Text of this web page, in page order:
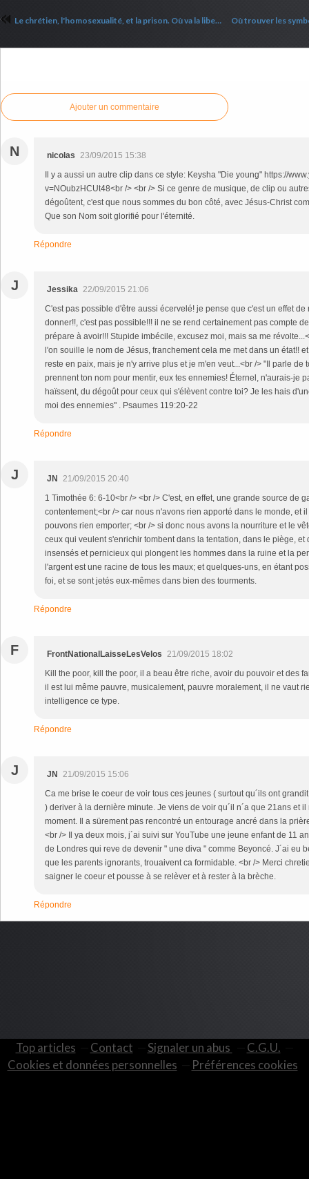
Le chrétien, l'homosexualité, et la prison. Où va la liberté?
Ajouter un commentaire
N nicolas 23/09/2015 15:38
Il y a aussi un autre clip dans ce style: Keysha "Die young" https://
v=NOubzHCUt48<br /> <br /> Si ce genre de musique, de clip ou
dégoûtent, c'est que nous sommes du bon côté, avec Jésus-Christ
Que son Nom soit glorifié pour l'éternité.
Répondre
J Jessika 22/09/2015 21:06
C'est pas possible d'être aussi écervelé! je pense que c'est un effet
donner!!, c'est pas possible!!! il ne se rend certainement pas compte
prépare à avoir!!! Stupide imbécile, excusez moi, mais sa me
l'on souille le nom de Jésus, franchement cela me met dans un état!!
reste en paix, mais je n'y arrive plus et je m'en veut...<br /> "Il parle
prennent ton nom pour mentir, eux tes ennemies! Éternel, n'aurais-je
haïssent, du dégoût pour ceux qui s'élèvent contre toi? Je les hais
moi des ennemies" . Psaumes 119:20-22
Répondre
J JN
21/09/2015 20:40
1 Timothée 6: 6-10<br /> <br /> C'est, en effet, une grande source de
contentement;<br /> car nous n'avons rien apporté dans le monde, et
pouvons rien emporter; <br /> si donc nous avons la nourriture et le
ceux qui veulent s'enrichir tombent dans la tentation, dans le piège,
insensés et pernicieux qui plongent les hommes dans la ruine et la
l'argent est une racine de tous les maux; et quelques-uns, en étant
foi, et se sont jetés eux-mêmes dans bien des tourments.
Répondre
F FrontNationalLaisseLesVelos 21/09/2015 18:02
Kill the poor, kill the poor, il a beau être riche, avoir du pouvoir et des
il est lui même pauvre, musicalement, pauvre moralement, il ne vaut
intelligence ce type.
Répondre
J JN
21/09/2015 15:06
Ca me brise le coeur de voir tous ces jeunes ( surtout qu´ils ont
) deriver à la dernière minute. Je viens de voir qu´il n´a que 21ans et
moment. Il a sürement pas rencontré un entourage ancré dans la
<br /> Il ya deux mois, j´ai suivi sur YouTube une jeune enfant de 11
de Londres qui reve de devenir " une diva " comme Beyoncé. J´ai eu
que les parents ignorants, trouaivent ca formidable. <br /> Merci
saigner le coeur et pousse à se relèver et à rester à la brèche.
Répondre
Top articles Contact Signaler un abus
C.G.U.
Cookies et données personnelles
Préférences cookies